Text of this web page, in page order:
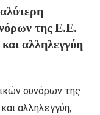
της Ε.Ε.
αλληλεγγύη
συνόρων της
αλληλεγγύη,